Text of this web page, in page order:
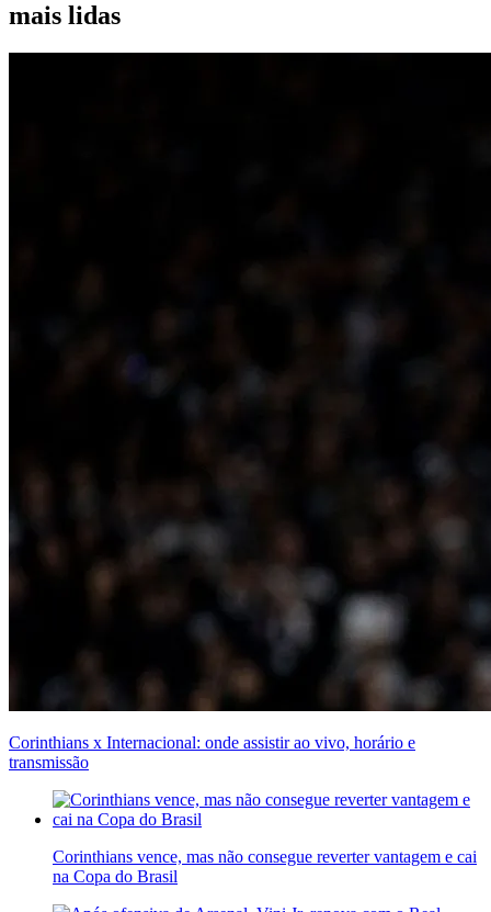
mais lidas
Corinthians x Internacional: onde assistir ao vivo, horário e
transmissão
Corinthians vence, mas não consegue reverter vantagem e cai
na Copa do Brasil